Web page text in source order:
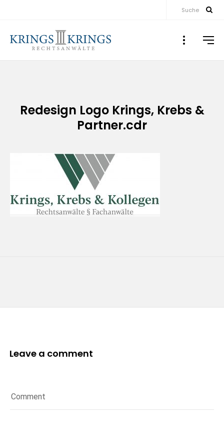
Suche
Redesign Logo Krings, Krebs &
Partner.cdr
Leave a comment